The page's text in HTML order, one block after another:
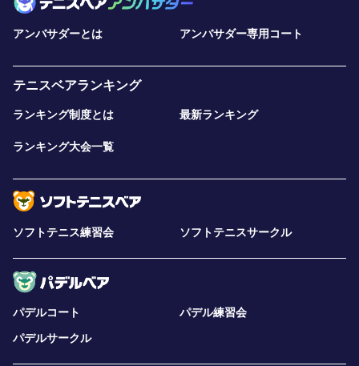
アンバサダーとは アンバサダー専用コート
テニスベアランキング
ランキング制度とは 最新ランキング
ランキング大会一覧
ソフトテニス練習会 ソフトテニスサークル
パデルコート
パデル練習会
パデルサークル